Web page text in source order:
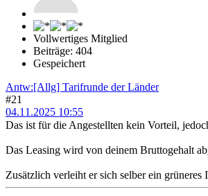
Vollwertiges Mitglied
Beiträge: 404
Gespeichert
Antw:[Allg] Tarifrunde der Länder
#21
04.11.2025 10:55
Das ist für die Angestellten kein Vorteil,
Das Leasing wird von deinem Bruttogehalt
Zusätzlich verleiht er sich selber ein grüneres